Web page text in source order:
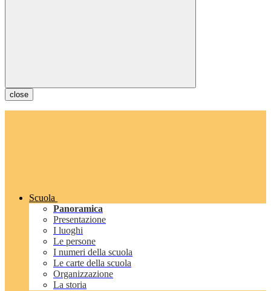
close
Scuola
Panoramica
Presentazione
I luoghi
Le persone
I numeri della scuola
Le carte della scuola
Organizzazione
La storia